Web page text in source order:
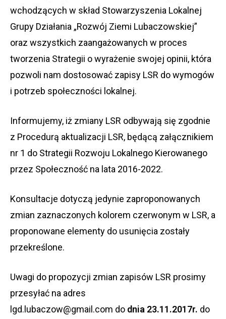
wchodzących w skład Stowarzyszenia Lokalnej
Grupy Działania „Rozwój Ziemi Lubaczowskiej”
oraz wszystkich zaangażowanych w proces
tworzenia Strategii o wyrażenie swojej opinii, która
pozwoli nam dostosować zapisy LSR do wymogów
i potrzeb społeczności lokalnej.
Informujemy, iż zmiany LSR odbywają się zgodnie
z Procedurą aktualizacji LSR, będącą załącznikiem
nr 1 do Strategii Rozwoju Lokalnego Kierowanego
przez Społeczność na lata 2016-2022.
Konsultacje dotyczą jedynie zaproponowanych
zmian zaznaczonych kolorem czerwonym w LSR, a
proponowane elementy do usunięcia zostały
przekreślone.
Uwagi do propozycji zmian zapisów LSR prosimy
przesyłać na adres
lgd.lubaczow@gmail.com do dnia 23.11.2017r. do